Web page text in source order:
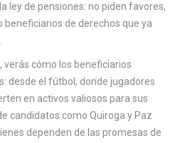
ley de pensiones: no piden favores,
beneficiarios de derechos que ya
verás cómo los beneficiarios
desde el fútbol, donde jugadores
en activos valiosos para sus
candidatos como Quiroga y Paz
dependen de las promesas de